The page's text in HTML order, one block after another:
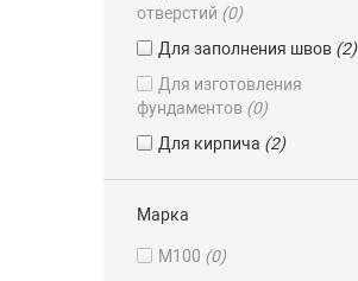
отверстий (0)
Для заполнения швов (2)
Для изготовления
фундаментов (0)
Для кирпича (2)
Для кладочных работ(4)
Для монтажа стен из
(0)
Марка
М100 (0)